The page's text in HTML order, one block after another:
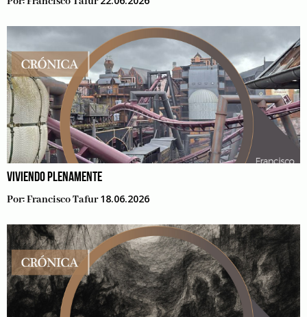
VIVIENDO PLENAMENTE
Por:Francisco Tafur 18.06.2026